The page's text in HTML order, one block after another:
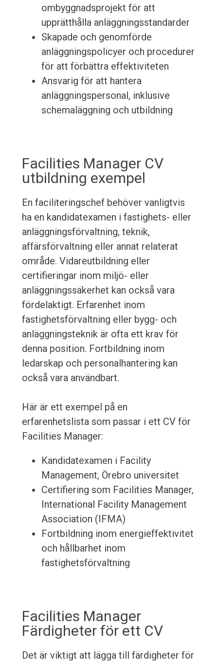
ombyggnadsprojekt för att
upprätthålla anläggningsstandarder
Skapade och genomförde
anläggningspolicyer och procedurer
för att förbättra effektiviteten
Ansvarig för att hantera
anläggningspersonal, inklusive
schemaläggning och utbildning
Facilities Manager CV
utbildning exempel
En faciliteringschef behöver vanligtvis
ha en kandidatexamen i fastighets- eller
anläggningsförvaltning, teknik,
affärsförvaltning eller annat relaterat
område. Vidareutbildning eller
certifieringar inom miljö- eller
anläggningssäkerhet kan också vara
fördelaktigt. Erfarenhet inom
fastighetsförvaltning eller bygg- och
anläggningsteknik är ofta ett krav för
denna position. Fortbildning inom
ledarskap och personalhantering kan
också vara användbart.
Här är ett exempel på en
erfarenhetslista som passar i ett CV för
Facilities Manager:
Kandidatexamen i Facility
Management, Örebro universitet
Certifiering som Facilities Manager,
International Facility Management
Association (IFMA)
Fortbildning inom energieffektivitet
och hållbarhet inom
fastighetsförvaltning
Facilities Manager
Färdigheter för ett CV
Det är viktigt att lägga till färdigheter för